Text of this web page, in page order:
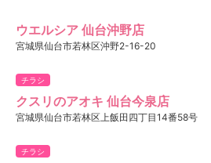
ウエルシア 仙台沖野店
宮城県仙台市若林区沖野2-16-20
チラシ
クスリのアオキ 仙台今泉店
宮城県仙台市若林区上飯田四丁目14番58号
チラシ